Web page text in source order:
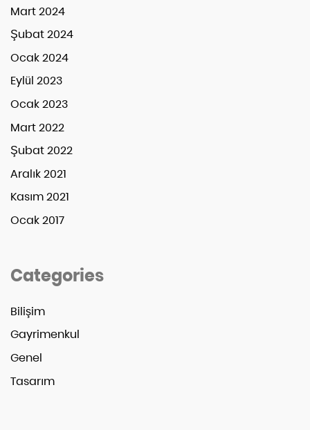
Mart 2024
Şubat 2024
Ocak 2024
Eylül 2023
Ocak 2023
Mart 2022
Şubat 2022
Aralık 2021
Kasım 2021
Ocak 2017
Categories
Bilişim
Gayrimenkul
Genel
Tasarım